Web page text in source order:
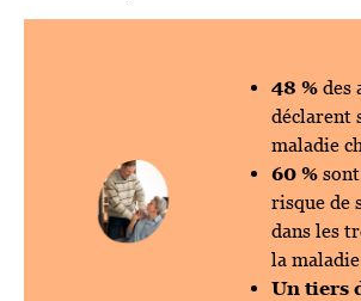
48 %des
déclarent
maladie
60 %sont
risque de
dans les
la
Un tiers